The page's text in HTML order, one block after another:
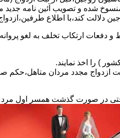
شده و تصویب آئین نامه
دلالت کند،با اطلاع
و دفعات ارتکاب تخلف به لغو
فی السابق مکلفند قبل از ثبت ازدواج مجدد مردان
(حتی در صورت گذشت همسر اول مرد